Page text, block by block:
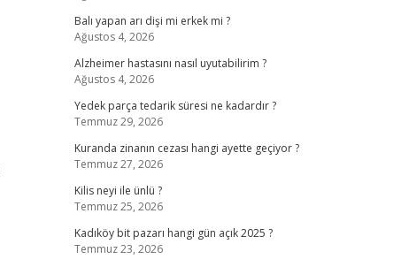
Balı yapan arı dişi mi erkek mi ?
Ağustos 4, 2026
Alzheimer hastasını nasıl uyutabilirim ?
Ağustos 4, 2026
Yedek parça tedarik süresi ne kadardır ?
Temmuz 29, 2026
Kuranda zinanın cezası hangi ayette geçiyor ?
Temmuz 27, 2026
Kilis neyi ile ünlü ?
Temmuz 25, 2026
Kadıköy bit pazarı hangi gün açık 2025 ?
Temmuz 23, 2026